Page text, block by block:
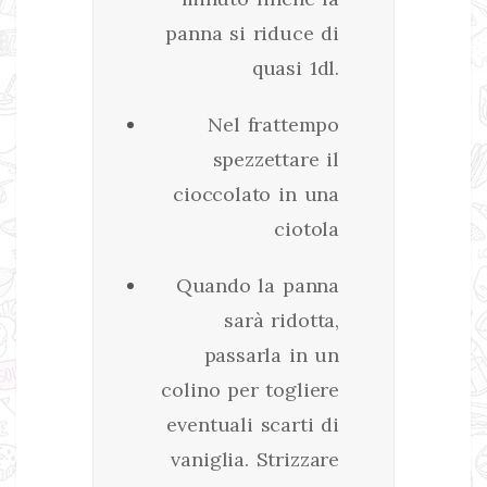
panna si riduce di
quasi 1dl.
Nel frattempo
spezzettare il
cioccolato in una
ciotola
Quando la panna
sarà ridotta,
passarla in un
colino per togliere
eventuali scarti di
vaniglia. Strizzare